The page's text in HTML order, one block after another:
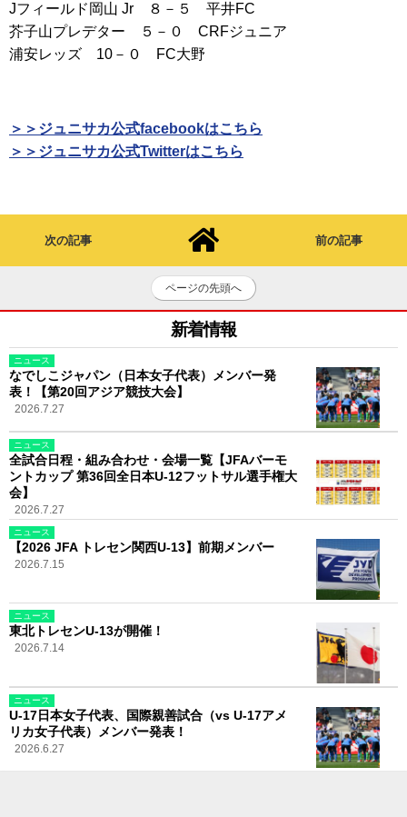
Jフィールド岡山 Jr ８－５ 平井FC
芥子山プレデター ５－０ CRFジュニア
浦安レッズ 10－０ FC大野
＞＞ジュニサカ公式facebookはこちら
＞＞ジュニサカ公式Twitterはこちら
次の記事 前の記事
ページの先頭へ
新着情報
ニュース
なでしこジャパン（日本女子代表）メンバー発
表！【第20回アジア競技大会】
2026.7.27
ニュース
全試合日程・組み合わせ・会場一覧【JFAバーモ
ントカップ 第36回全日本U-12フットサル選手権大
会】
2026.7.27
ニュース
【2026 JFA トレセン関西U-13】前期メンバー
2026.7.15
ニュース
東北トレセンU-13が開催！
2026.7.14
ニュース
U-17日本女子代表、国際親善試合（vs U-17アメ
リカ女子代表）メンバー発表！
2026.6.27